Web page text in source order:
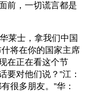
前，一切谎言都是
莱士，拿我们中国
将在你的国家主席
在正在看这个节
要对他们说？”江：
很多朋友。”华：